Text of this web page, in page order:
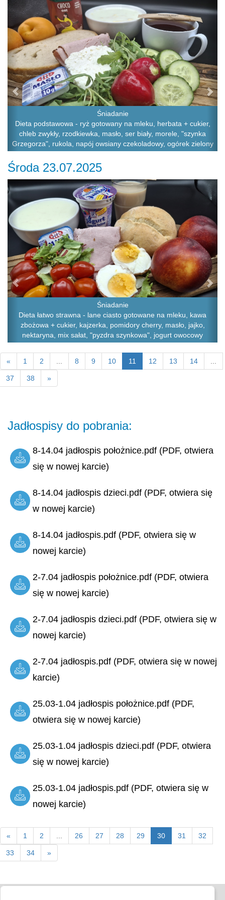
Śniadanie
Dieta podstawowa - ryż gotowany na mleku, herbata + cukier,
chleb zwykły, rzodkiewka, masło, ser biały, morele, "szynka
Grzegorza", rukola, napój owsiany czekoladowy, ogórek zielony
Środa 23.07.2025
Śniadanie
Dieta łatwo strawna - lane ciasto gotowane na mleku, kawa
zbożowa + cukier, kajzerka, pomidory cherry, masło, jajko,
nektaryna, mix sałat, "pyzdra szynkowa", jogurt owocowy
Previous
« 1 2 8 9 10 11 12 13 14
37 38 »
Jadłospisy do pobrania:
8-14.04 jadłospis położnice.pdf (PDF, otwiera
się w nowej karcie)
8-14.04 jadłospis dzieci.pdf (PDF, otwiera się
w nowej karcie)
8-14.04 jadłospis.pdf (PDF, otwiera się w
nowej karcie)
2-7.04 jadłospis położnice.pdf (PDF, otwiera
się w nowej karcie)
2-7.04 jadłospis dzieci.pdf (PDF, otwiera się w
nowej karcie)
2-7.04 jadłospis.pdf (PDF, otwiera się w nowej
karcie)
25.03-1.04 jadłospis położnice.pdf (PDF,
otwiera się w nowej karcie)
25.03-1.04 jadłospis dzieci.pdf (PDF, otwiera
się w nowej karcie)
25.03-1.04 jadłospis.pdf (PDF, otwiera się w
nowej karcie)
« 1 2 26 27 28 29 30 31 32
33 34 »